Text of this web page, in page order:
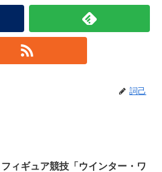
詞己
フィギュア競技「ウインター・ワ